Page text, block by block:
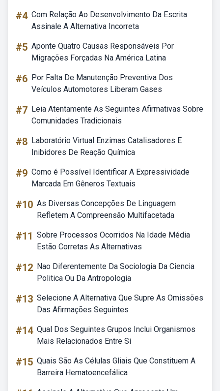
#4 Com Relação Ao Desenvolvimento Da Escrita
Assinale A Alternativa Incorreta
#5 Aponte Quatro Causas Responsáveis Por
Migrações Forçadas Na América Latina
#6 Por Falta De Manutenção Preventiva Dos
Veículos Automotores Liberam Gases
#7 Leia Atentamente As Seguintes Afirmativas Sobre
Comunidades Tradicionais
#8 Laboratório Virtual Enzimas Catalisadores E
Inibidores De Reação Química
#9 Como é Possível Identificar A Expressividade
Marcada Em Gêneros Textuais
#10 As Diversas Concepções De Linguagem
Refletem A Compreensão Multifacetada
#11 Sobre Processos Ocorridos Na Idade Média
Estão Corretas As Alternativas
#12 Nao Diferentemente Da Sociologia Da Ciencia
Politica Ou Da Antropologia
#13 Selecione A Alternativa Que Supre As Omissões
Das Afirmações Seguintes
#14 Qual Dos Seguintes Grupos Inclui Organismos
Mais Relacionados Entre Si
#15 Quais São As Células Gliais Que Constituem A
Barreira Hematoencefálica